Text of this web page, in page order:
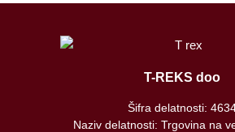
T-REKS doo
Šifra delatnosti:
Naziv delatnosti: Trgovina na